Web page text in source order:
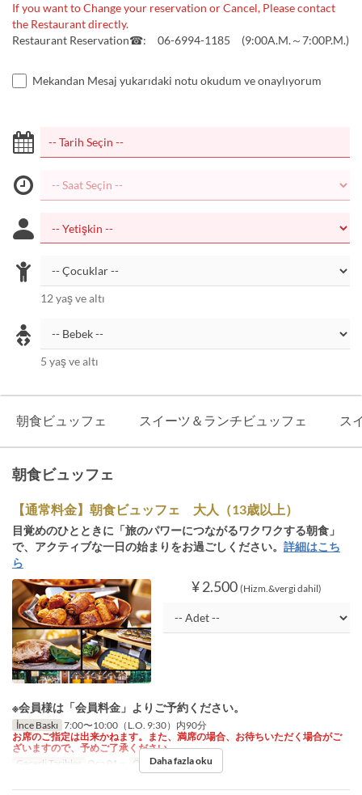
If you want to Change your reservation or Cancel, Please contact
the Restaurant directly.
Restaurant Reservation☎: 06-6994-1185 (9:00A.M.～7:00P.M.)
Mekandan Mesaj yukarıdaki notu okudum ve onaylıyorum
12 yaş ve altı
5 yaş ve altı
朝食ビュッフェ スイーツ＆ランチビュッフェ ス
朝食ビュッフェ
【通常料金】朝食ビュッフェ 大人（13歳以上）
目覚めのひとときに「旅のパワーにつながるワクワクする朝食」
で、アクティブな一日の始まりをお過ごしください。 詳細はこち
ら
¥ 2.500 (Hizm.&vergi dahil)
※会員様は「会員料金」よりご予約ください。
İnce Baskı 7:00〜10:00（L.O. 9:30）内90分
お席のご指定は出来かねます。また、満席の場合、お待ちいただく場合がご
ざいますので、予めご了承ください。
Geçerli Tarihler
Oca 01 ~ Öğünler Kahvaltı
Daha fazla oku